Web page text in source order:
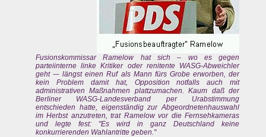
Fusionskommissar Ramelow hat sich – wo es gegen
parteiinterne linke Kritiker oder renitente WASG-Abweichler
geht -– längst einen Ruf als Mann fürs Grobe erworben, der
kein Problem damit hat, Opposition notfalls auch mit
administrativen Maßnahmen plattzumachen. Kaum daß der
Berliner WASG-Landesverband per Urabstimmung
entschieden hatte, eigenständig zur Abgeordnetenhauswahl
im Herbst anzutreten, trat Ramelow vor die Fernsehkameras
und legte fest: "Es wird in ganz Deutschland keine
konkurrierenden Wahlantritte geben."